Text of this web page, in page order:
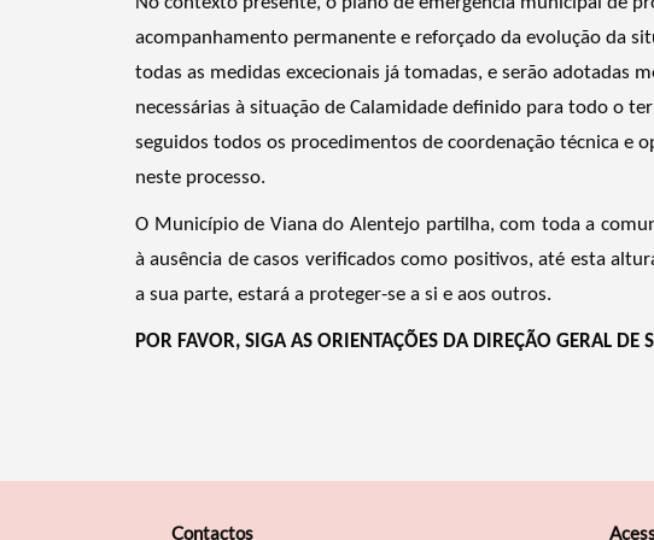
Filtros
acompanhamento permanente e reforçado da evolução da
todas as medidas excecionais já tomadas, e serão adotadas
necessárias à situação de Calamidade definido para todo o
seguidos todos os procedimentos de coordenação técnica e
neste processo.
O Município de Viana do Alentejo partilha, com toda a
à ausência de casos verificados como positivos, até esta
a sua parte, estará a proteger-se a si e aos outros.
POR FAVOR, SIGA AS ORIENTAÇÕES DA DIREÇÃO GERAL DE
Contactos